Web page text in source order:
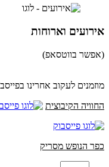
אירועים וארוחות
(אפשר בווטסאפ)
מוזמנים לעקוב אחרינו
החוויה הקיבוצית
כפר הנופש מסריק